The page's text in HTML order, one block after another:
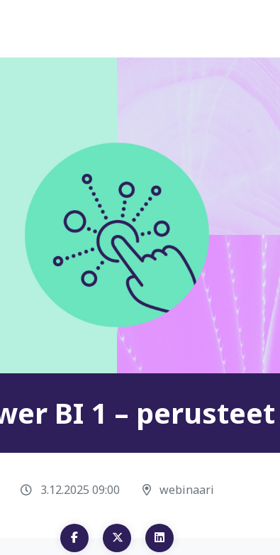
BI 1 – perusteet
3.12.2025 09:00 webinaari